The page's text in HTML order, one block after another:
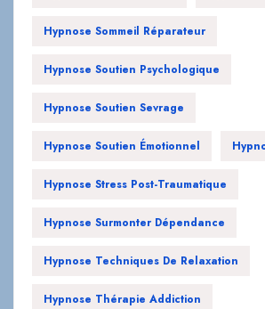
Hypnose Sommeil Réparateur
Hypnose Soutien Psychologique
Hypnose Soutien Sevrage
Hypnose Soutien Émotionnel
Hypnose Stress Post-Traumatique
Hypnose Surmonter Dépendance
Hypnose Techniques De Relaxation
Hypnose Thérapie Addiction